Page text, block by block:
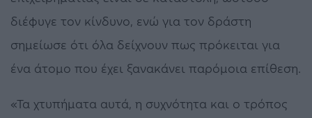
διέφυγε τον κίνδυνο, ενώ για τον δράστη
σημείωσε ότι όλα δείχνουν πως πρόκειται για
ένα άτομο που έχει ξανακάνει παρόμοια επίθεση.
«Τα χτυπήματα αυτά, η συχνότητα και ο τρόπος